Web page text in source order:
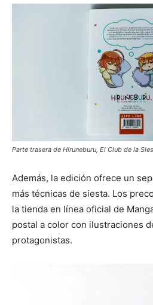
Parte trasera de Hiruneburu, El Club de la
Además, la edición ofrece un
más técnicas de siesta. Los
la tienda en línea oficial de
postal a color con ilustraciones
protagonistas.